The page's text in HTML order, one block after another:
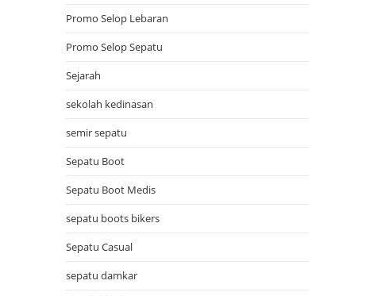
Promo Selop Lebaran
Promo Selop Sepatu
Sejarah
sekolah kedinasan
semir sepatu
Sepatu Boot
Sepatu Boot Medis
sepatu boots bikers
Sepatu Casual
sepatu damkar